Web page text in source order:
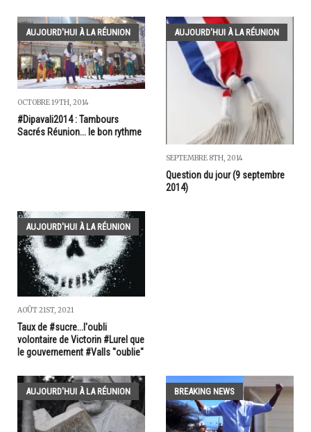
AUJOURD'HUI À LA RÉUNION
OCTOBRE 19TH, 2014
#Dipavali2014 : Tambours
Sacrés Réunion... le bon rythme
AUJOURD'HUI À LA RÉUNION
SEPTEMBRE 8TH, 2014
Question du jour (9 septembre
2014)
AUJOURD'HUI À LA RÉUNION
AOÛT 21ST, 2021
Taux de #sucre...l'oubli
volontaire de Victorin #Lurel que
le gouvernement #Valls "oublie"
AUJOURD'HUI À LA RÉUNION BREAKING NEWS